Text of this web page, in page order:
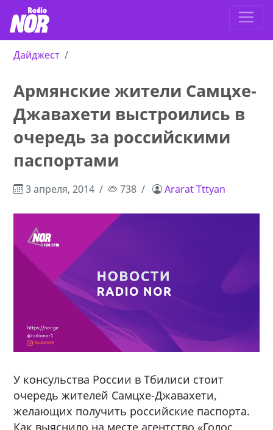
Дайджест
Армянские жители Самцхе-
Джавахети выстроились в
очередь за российскими
паспортами
3 апреля, 2014 738 Ararat Tttyan
У консульства России в Тбилиси стоит
очередь жителей Самцхе-Джавахети,
желающих получить российские паспорта.
Как выяснило на месте агентство «Голос